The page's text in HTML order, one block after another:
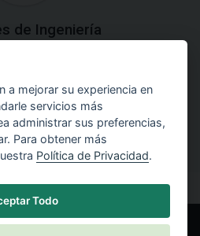
de Ingeniería
de Ingeniería con las teorías y
del uso de software.
a mejorar su experiencia en
servicios más
administrar sus preferencias,
Para obtener más
Política de Privacidad.
Todo